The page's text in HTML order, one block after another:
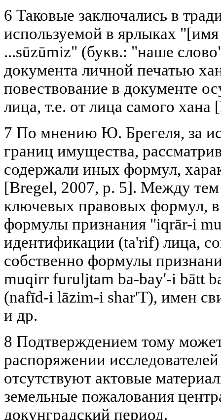
6 Таковые заключались в
используемой в ярлыках "[имя
...sūzūmiz" (букв.: "наше
документа личной печатью
повествование в документе
лица, т.е. от лица самого
7 По мнению Ю. Брeгeля, за
границ имущества,
содержали иных формул,
[Bregel, 2007, p. 5]. Между тем
ключевых правовых формул, в
формулы признания "iqrār-i
идентификации (ta'rif) лица,
собственно формулы
muqirr furuljtam ba-bay'-i bātt
(nafīd-i lāzim-i shar'T), имен
и др.
8 Подтверждением тому
распоряжении
отсутствуют актовые
земельные пожалования
докунградский период.